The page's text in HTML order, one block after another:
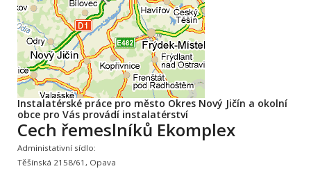
Instalatérské práce pro město Okres Nový Jičín a okolní
obce pro Vás provádí instalatérství
Cech řemeslníků Ekomplex
Administativní sídlo:
Těšínská 2158/61, Opava